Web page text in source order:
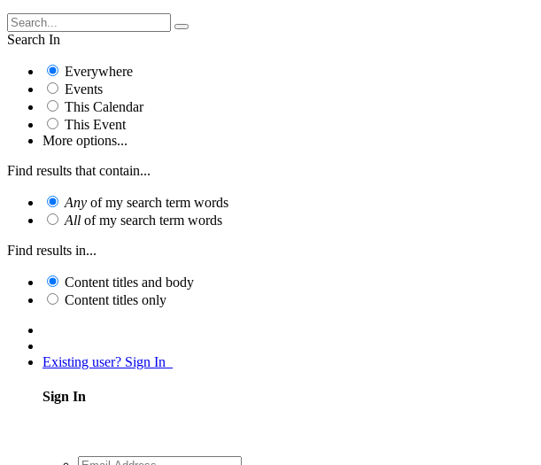
Search In
Everywhere
Events
This Calendar
This Event
More options...
Find results that contain...
Any of my search term words
All of my search term words
Find results in...
Content titles and body
Content titles only
Existing user? Sign In
Sign In